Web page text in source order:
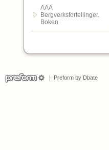
AAA
Bergverksfortellinger.
Boken
Preform by Dbate